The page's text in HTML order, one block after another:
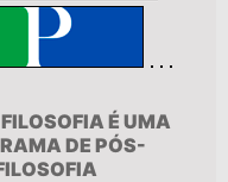
É UMA
DE PÓS-